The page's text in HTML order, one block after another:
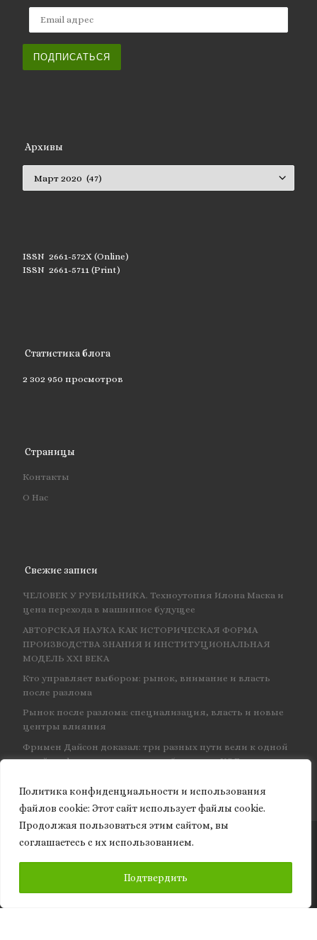
Политика конфиденциальности и использования
файлов сookie: Этот сайт использует файлы cookie.
Продолжая пользоваться этим сайтом, вы
соглашаетесь с их использованием.
Подтвердить
ПОДПИСАТЬСЯ
Архивы
ISSN 2661-572X (Online)
ISSN 2661-5711 (Print)
Статистика блога
2 302 950 просмотров
Страницы
Контакты
О Нас
Свежие записи
ЧЕЛОВЕК У РУБИЛЬНИКА. Техноутопия Илона Маска и
цена перехода в машинное будущее
АВТОРСКАЯ НАУКА КАК ИСТОРИЧЕСКАЯ ФОРМА
ПРОИЗВОДСТВА ЗНАНИЯ И ИНСТИТУЦИОНАЛЬНАЯ
МОДЕЛЬ XXI ВЕКА
Кто управляет выбором: рынок, внимание и власть
после разлома
Рынок после разлома: специализация, власть и новые
центры влияния
Фримен Дайсон доказал: три разных пути вели к одной
и той же физике — и навсегда объединил КЭД
© 2026Granite of science– Все права защищены